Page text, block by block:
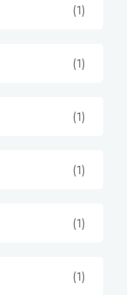
(1)
(1)
(1)
(1)
(1)
(1)